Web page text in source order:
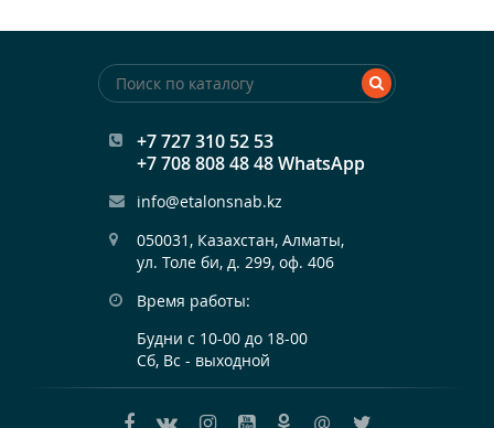
+7 727 310 52 53
+7 708 808 48 48 WhatsApp
info@etalonsnab.kz
050031, Казахстан, Алматы,
ул. Толе би, д. 299, оф. 406
Время работы:
Будни с 10-00 до 18-00
Сб, Вс - выходной
@